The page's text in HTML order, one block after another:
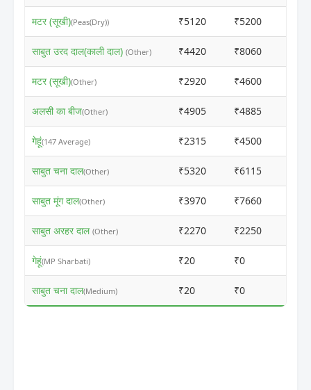
मटर (सूखी)(Peas(Dry)) ₹5120 ₹5200
साबुत उरद दाल(काली दाल) (Other) ₹4420 ₹8060
मटर (सूखी)(Other) ₹2920 ₹4600
अलसी का बीज(Other) ₹4905 ₹4885
गेहूं(147 Average) ₹2315 ₹4500
साबुत चना दाल(Other) ₹5320 ₹6115
साबुत मूंग दाल(Other) ₹3970 ₹7660
साबुत अरहर दाल (Other) ₹2270 ₹2250
गेहूं(MP Sharbati) ₹20 ₹0
साबुत चना दाल(Medium) ₹20 ₹0